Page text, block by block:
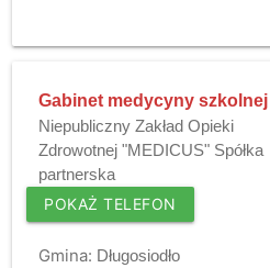
Gabinet medycyny szkolnej
Niepubliczny Zakład Opieki
Zdrowotnej "MEDICUS" Spółka
partnerska
POKAŻ TELEFON
Gmina: Długosiodło